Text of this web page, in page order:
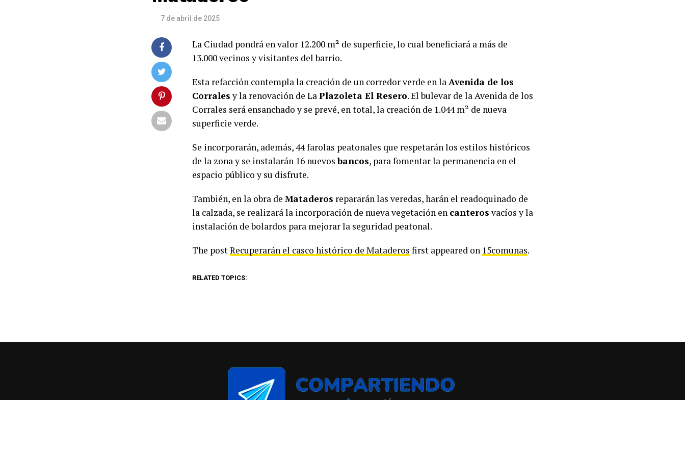
7 de abril de 2025
La Ciudad pondrá en valor 12.200 m² de superficie, lo cual beneficiará a más de
13.000 vecinos y visitantes del barrio.
Esta refacción contempla la creación de un corredor verde en laAvenida de los
Corralesy la renovación de LaPlazoleta El Resero. El bulevar de la Avenida de los
Corrales será ensanchado y se prevé, en total, la creación de 1.044 m² de nueva
superficie verde.
Se incorporarán, además, 44 farolas peatonales que respetarán los estilos históricos
de la zona y se instalarán 16 nuevosbancos, para fomentar la permanencia en el
espacio público y su disfrute.
También, en la obra de Mataderos repararán las veredas, harán el readoquinado de
la calzada, se realizará la incorporación de nueva vegetación en canteros vacíos y la
instalación de bolardos para mejorar la seguridad peatonal.
The postRecuperarán el casco histórico de Mataderos first appeared on 15comunas.
RELATED TOPICS: